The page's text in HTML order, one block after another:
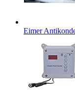
Eimer